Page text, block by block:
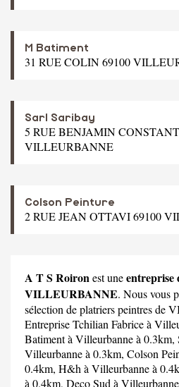
M Batiment
31 RUE COLIN 69100
Sarl Saribay
5 RUE BENJAMIN
VILLEURBANNE
Colson Peinture
2 RUE JEAN OTTAVI 69100
A T S Roironest uneentreprise
VILLEURBANNE. Nous vous
sélection de platriers peintres de
Entreprise Tchilian Fabriceà
Batimentà Villeurbanne à 0.3km,
Villeurbanne à 0.3km, Colson
0.4km, H&h à Villeurbanne à
à 0.4km, Deco Sud à